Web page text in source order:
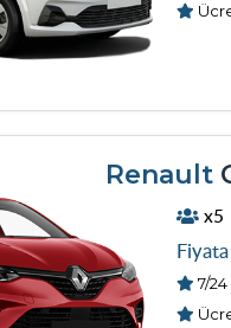
Renault
x5
7/24